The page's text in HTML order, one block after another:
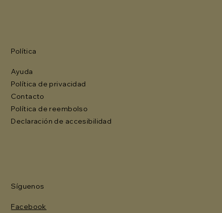
Política
Ayuda
Política de privacidad
Contacto
Política de reembolso
Declaración de accesibilidad
Síguenos
Facebook